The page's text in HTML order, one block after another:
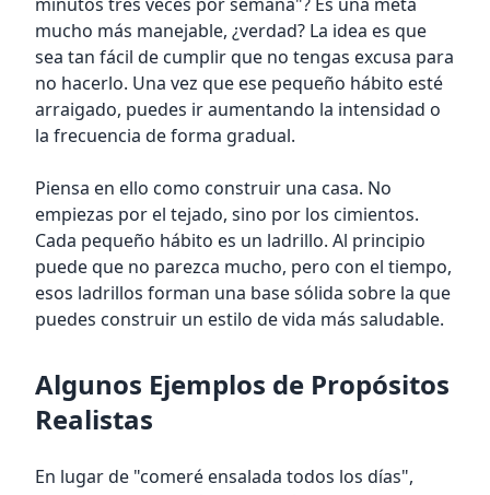
mucho más manejable, ¿verdad? La idea es que
sea tan fácil de cumplir que no tengas excusa para
no hacerlo. Una vez que ese pequeño hábito esté
arraigado, puedes ir aumentando la intensidad o
la frecuencia de forma gradual.
Piensa en ello como construir una casa. No
empiezas por el tejado, sino por los cimientos.
Cada pequeño hábito es un ladrillo. Al principio
puede que no parezca mucho, pero con el tiempo,
esos ladrillos forman una base sólida sobre la que
puedes construir un estilo de vida más saludable.
Algunos Ejemplos de Propósitos
Realistas
En lugar de "comeré ensalada todos los días",